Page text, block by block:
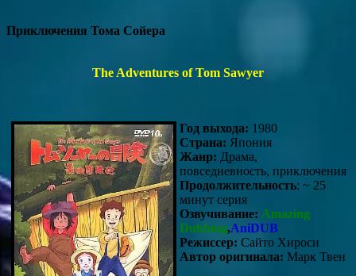
Приключения Тома Сойера
The Adventures of Tom Sawyer
Год выхода: 1980
Страна: Япония
Жанр: Драма,
повседневность, приключения
Продолжительность: ~ 25
минут серия
Озвучивание: Amazing
Dubbing,AniDUB
Режиссер: Сайто Хироси
Автор оригинала: Марк Твен